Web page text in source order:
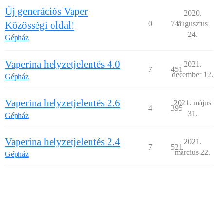
Új generációs Vaper
Közösségi oldal!
Gépház
0 741
2020.
augusztus
24.
Vaperina helyzetjelentés 4.0
Gépház
7 451
2021.
december 12.
Vaperina helyzetjelentés 2.6
Gépház
4 395
2021. május
31.
Vaperina helyzetjelentés 2.4
Gépház
7 521
2021.
március 22.